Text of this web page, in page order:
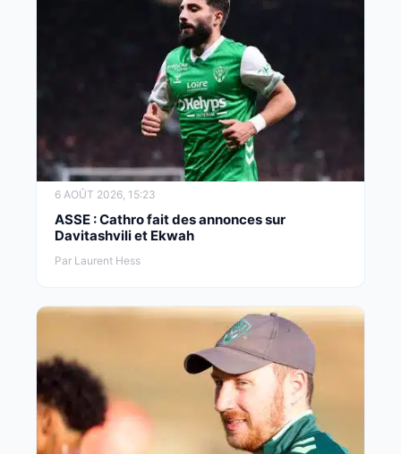
6 AOÛT 2026, 15:23
ASSE : Cathro fait des annonces sur
Davitashvili et Ekwah
Par Laurent Hess